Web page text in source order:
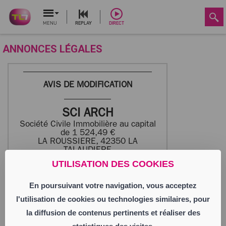
UTILISATION DES COOKIES
En poursuivant votre navigation, vous acceptez
l'utilisation de cookies ou technologies similaires, pour
la diffusion de contenus pertinents et réaliser des
MENU REPLAY DIRECT
ANNONCES LÉGALES
AVIS DE MODIFICATION
SCI ARCH
Société Civile Immobilière au capital
de 1 524,49 €
LA ROUSSIERE, 42350 LA
TALAUDIERE
393 888 094 RCS SAINT-ETIENNE
Suivant décisions unanimes des associés
du 23/04/2026, les associés ont décidé :
. à l’unanimité de nommer en qualité de co-
gérantes Mme Isabelle BRUYAS demeurant